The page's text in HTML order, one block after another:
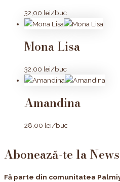
32,00 lei/buc
Mona Lisa
32,00 lei/buc
Amandina
28,00 lei/buc
Abonează-te la
Fă parte din comunitatea